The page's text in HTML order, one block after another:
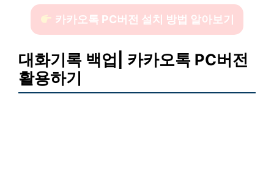
카카오톡 PC버전 설치 방법 알아보기
대화기록 백업| 카카오톡 PC버전
활용하기